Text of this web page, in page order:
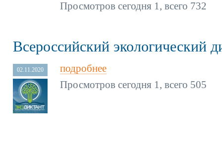
Просмотров сегодня 1, всего 732
Всероссийский экологический
02.11.2020
подробнее
Просмотров сегодня 1, всего 505